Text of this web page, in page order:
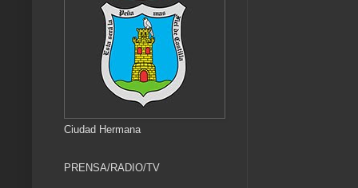
Ciudad Hermana
PRENSA/RADIO/TV